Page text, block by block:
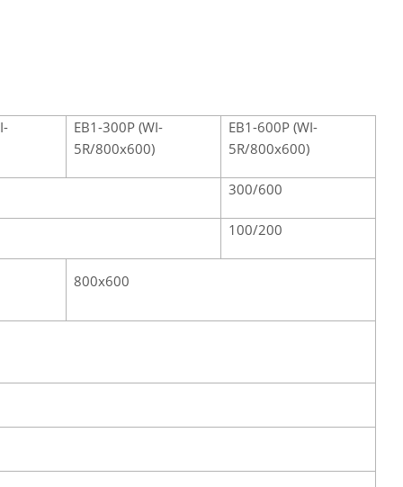
ЕВ1-300Р (WI-
5R/800х600)
ЕВ1-600Р (WI-
5R/800х600)
300/600
100/200
800х600